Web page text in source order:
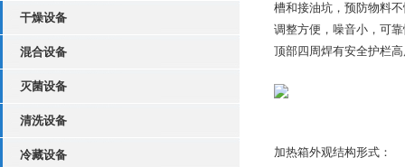
干燥设备
混合设备
灭菌设备
清洗设备
冷藏设备
槽和接油坑，预防物料
调整方便，噪音小，可
顶部四周焊有安全护栏
加热箱外观结构形式：